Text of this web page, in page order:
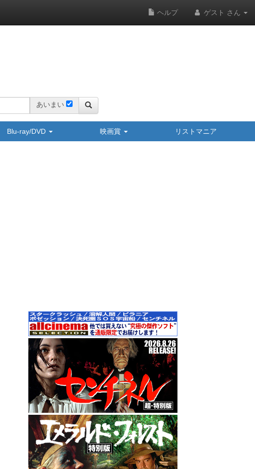
ヘルプ ゲスト さん
あいまい
Blu-ray/DVD 映画賞 リストマニア